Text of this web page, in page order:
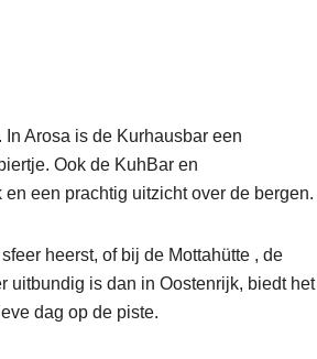
Arosa is de Kurhausbar een
Ook de KuhBar en
een prachtig uitzicht over de bergen.
heerst, of bij de Mottahütte , de
uitbundig is dan in Oostenrijk, biedt het
dag op de piste.